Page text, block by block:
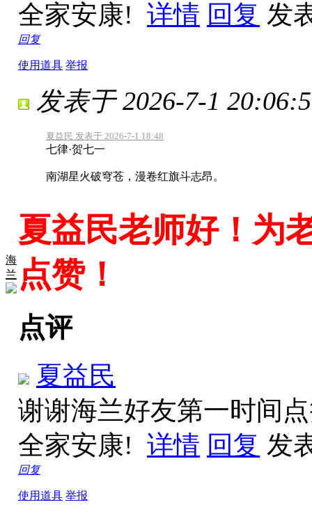
全家安康! 详情 回复 发
回复
使用道具 举报
海
兰
发表于 2026-7-1
夏益民 发表于 2026-7-1 18:48
七律·贺七一
南湖星火破穹苍，漫卷红旗斗志昂。
夏益民老师好！为
点赞！
点评
夏益民
谢谢海兰好友第一时间
全家安康! 详情 回复 发
回复
使用道具 举报